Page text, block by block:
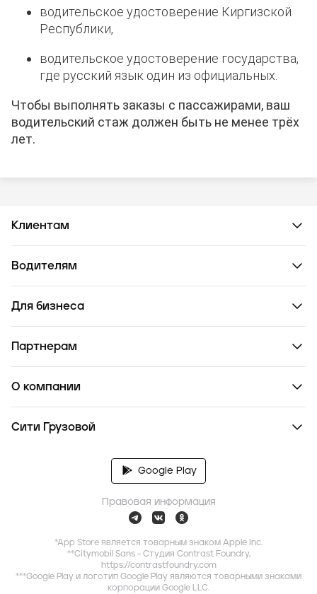
водительское удостоверение Киргизской
Республики,
водительское удостоверение государства,
где русский язык один из официальных.
Чтобы выполнять заказы с пассажирами, ваш
водительский стаж должен быть не менее трёх
лет.
Клиентам
Водителям
Для бизнеса
Партнерам
О компании
Сити Грузовой
Google Play
Правовая информация
*App Store является товарным знаком Apple Inc.
**Citymobil Sans - Студия Contrast Foundry,
https://contrastfoundry.com
***Google Play и логотип Google Play являются товарными знаками
корпорации Google LLC.